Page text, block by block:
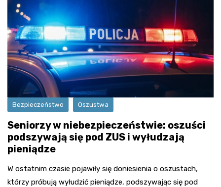
Bezpieczeństwo Oszustwa
Seniorzy w niebezpieczeństwie: oszuści
podszywają się pod ZUS i wyłudzają
pieniądze
W ostatnim czasie pojawiły się doniesienia o oszustach,
którzy próbują wyłudzić pieniądze, podszywając się pod